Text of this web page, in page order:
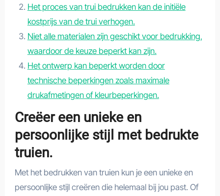
Het proces van trui bedrukken kan de initiële
kostprijs van de trui verhogen.
Niet alle materialen zijn geschikt voor bedrukking,
waardoor de keuze beperkt kan zijn.
Het ontwerp kan beperkt worden door
technische beperkingen zoals maximale
drukafmetingen of kleurbeperkingen.
Creëer een unieke en
persoonlijke stijl met bedrukte
truien.
Met het bedrukken van truien kun je een unieke en
persoonlijke stijl creëren die helemaal bij jou past. Of